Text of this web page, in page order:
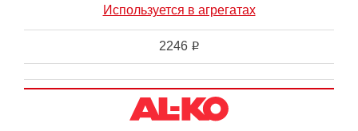
Используется в агрегатах
2246 i